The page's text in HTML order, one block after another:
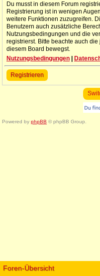
Du musst in diesem Forum
Registrierung ist in wenigen
weitere Funktionen zuzugreifen.
Benutzern auch zusätzliche
Nutzungsbedingungen und die
registrierst. Bitte beachte auch
diesem Board bewegst.
Nutzungsbedingungen
Registrieren
Powered by phpBB © phpBB Group.
Foren-Übersicht